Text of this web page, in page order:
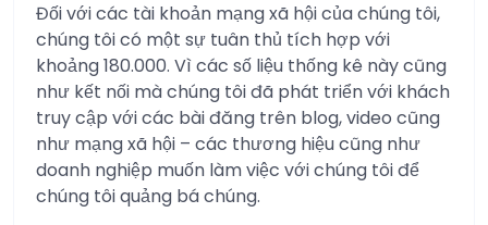
Đối với các tài khoản mạng xã hội của chúng tôi,
chúng tôi có một sự tuân thủ tích hợp với
khoảng 180.000. Vì các số liệu thống kê này cũng
như kết nối mà chúng tôi đã phát triển với khách
truy cập với các bài đăng trên blog, video cũng
như mạng xã hội – các thương hiệu cũng như
doanh nghiệp muốn làm việc với chúng tôi để
chúng tôi quảng bá chúng.